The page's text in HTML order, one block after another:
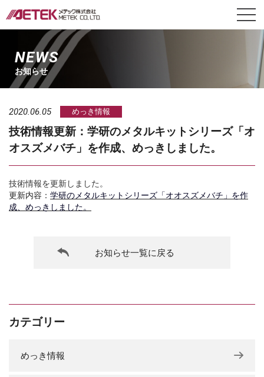
NEWS
お知らせ
2020.06.05 めっき情報
技術情報更新：学研のメタルキットシリーズ「オ
オスズメバチ」を作成、めっきしました。
技術情報を更新しました。
更新内容： 学研のメタルキットシリーズ「オオスズメバチ」を作
成、めっきしました。
お知らせ一覧に戻る
カテゴリー
めっき情報